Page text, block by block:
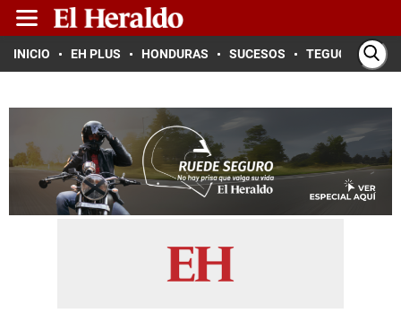
INICIO EH PLUS HONDURAS SUCESOS TEGUCIGALPA